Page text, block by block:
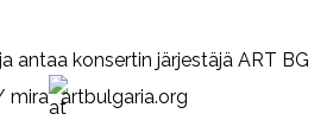
antaa konsertin järjestäjä ART BG
mira artbulgaria.org